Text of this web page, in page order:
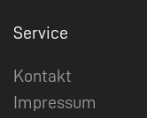
Service
Kontakt
Impressum